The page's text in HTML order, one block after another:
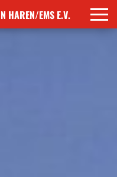
HAREN/EMS E.V.